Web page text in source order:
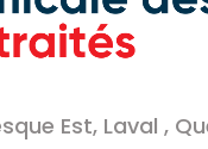
Est, Laval ,